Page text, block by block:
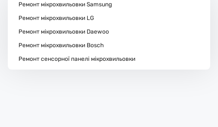
Ремонт мікрохвильовки Samsung
Ремонт мікрохвильовки LG
Ремонт мікрохвильовки Daewoo
Ремонт мікрохвильовки Bosch
Ремонт сенсорної панелі мікрохвильовки